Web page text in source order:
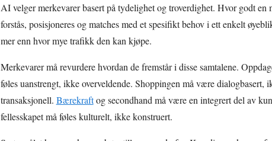
AI velger merkevarer basert på tydelighet og troverdighet. Hvor godt en
forstås, posisjoneres og matches med et spesifikt behov i ett enkelt
mer enn hvor mye trafikk den kan kjøpe.
Merkevarer må revurdere hvordan de fremstår i disse samtalene.
føles uanstrengt, ikke overveldende. Shoppingen må være dialogbasert,
transaksjonell. Bærekraftog secondhand må være en integrert del av
fellesskapet må føles kulturelt, ikke konstruert.